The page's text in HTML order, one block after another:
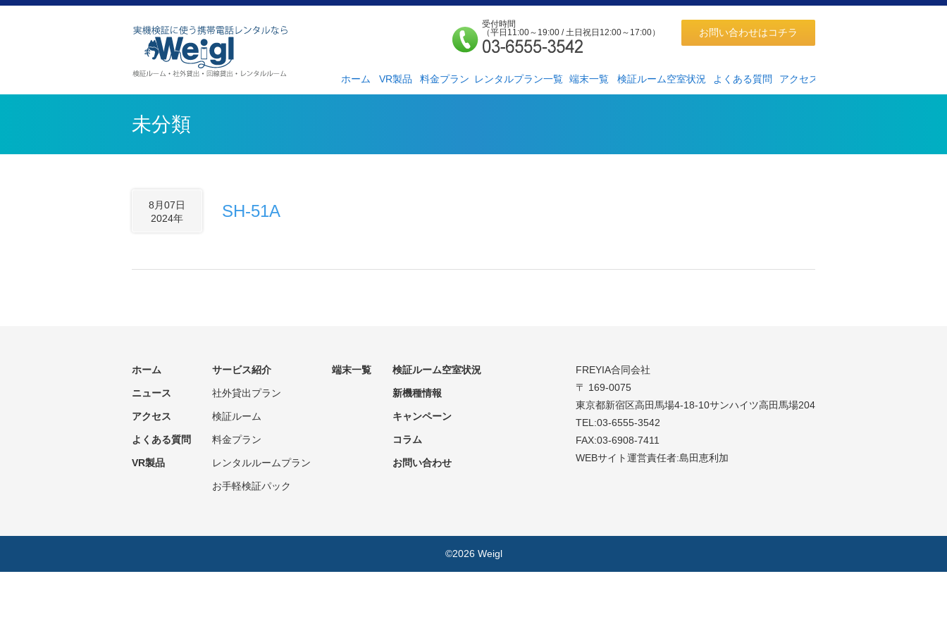
お問い合わせはコチラ
受付時間
（平日11:00～19:00 / 土日祝日12:00～17:00）
ホーム VR製品 料金プラン レンタルプラン一覧 端末一覧 検証ルーム空室状況 よくある質問 アクセス
未分類
8月07日
2024年
SH-51A
ホーム
ニュース
アクセス
よくある質問
VR製品
サービス紹介
社外貸出プラン
検証ルーム
料金プラン
レンタルルームプラン
お手軽検証パック
端末一覧 検証ルーム空室状況
新機種情報
キャンペーン
コラム
お問い合わせ
FREYIA合同会社
〒 169-0075
東京都新宿区高田馬場4-18-10サンハイツ高田馬場204
TEL:03-6555-3542
FAX:03-6908-7411
WEBサイト運営責任者:島田恵利加
©2026 Weigl